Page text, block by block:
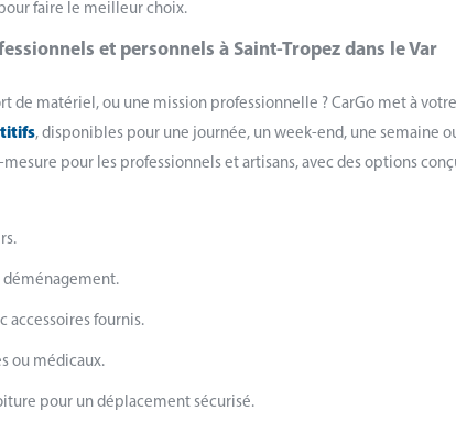
faire le meilleur choix.
et personnels à Saint-Tropez dans le Var
de matériel, ou une mission professionnelle ? CarGo met à
, disponibles pour une journée, un week-end, une semaine
pour les professionnels et artisans, avec des options
déménagement.
accessoires fournis.
ou médicaux.
pour un déplacement sécurisé.